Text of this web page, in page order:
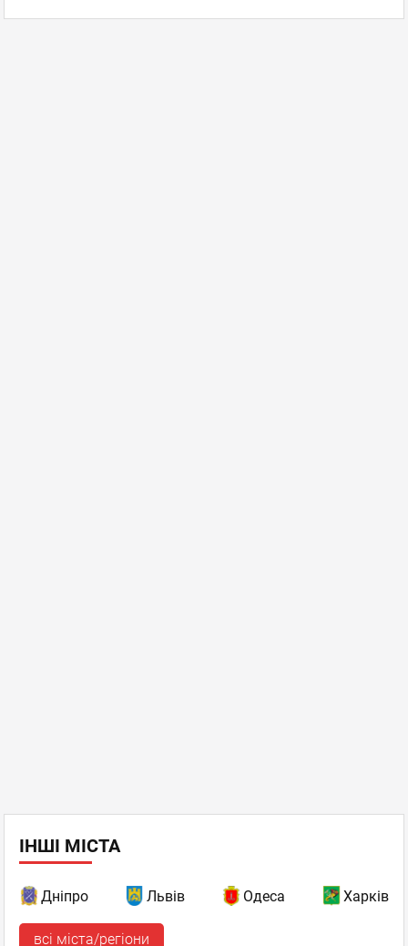
ІНШІ МІСТА
Дніпро Львів Одеса Харків
всі міста/регіони